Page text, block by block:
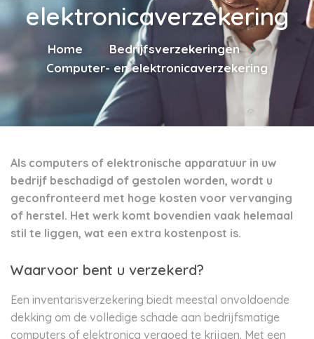
elektronicaverzekering
Home
Bedrijfsverzekeringen
Computer- en elektronicaverzekering
Als computers of elektronische apparatuur in uw
bedrijf beschadigd of gestolen worden, wordt u
geconfronteerd met hoge kosten voor vervanging
of herstel. Het werk komt bovendien vaak helemaal
stil te liggen, wat een extra kostenpost is.
Waarvoor bent u verzekerd?
Een inventarisverzekering biedt meestal onvoldoende
dekking om de volledige schade aan bedrijfsmatige
computers of elektronica vergoed te krijgen. Met een